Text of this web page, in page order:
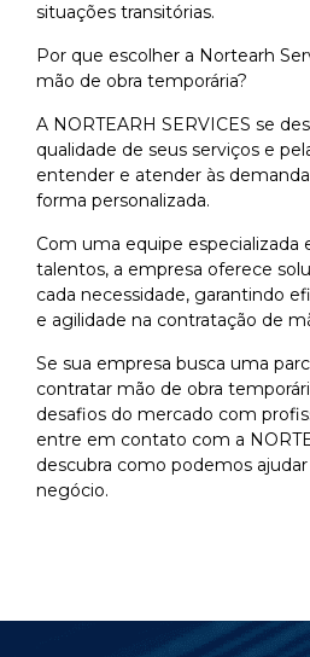
situações transitórias.
Por que escolher a Nortearh
mão de obra temporária?
A NORTEARH SERVICES se
qualidade de seus serviços e
entender e atender às
forma personalizada.
Com uma equipe especializada
talentos, a empresa oferece
cada necessidade, garantindo
e agilidade na contratação de
Se sua empresa busca uma
contratar mão de obra
desafios do mercado com
entre em contato com a
descubra como podemos
negócio.